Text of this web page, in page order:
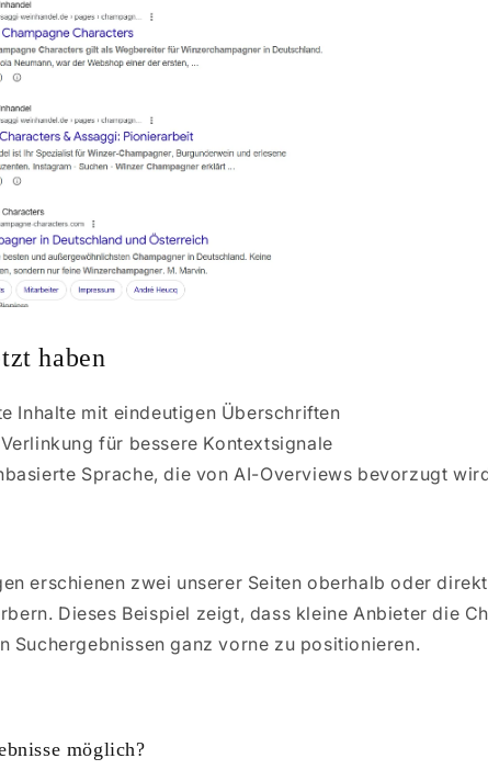
haben
Inhalte mit eindeutigen Überschriften
für bessere Kontextsignale
Sprache, die von AI-Overviews bevorzugt
erschienen zwei unserer Seiten oberhalb oder
Dieses Beispiel zeigt, dass kleine Anbieter die
Suchergebnissen ganz vorne zu positionieren.
möglich?